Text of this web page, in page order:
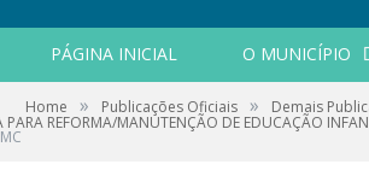
PÁGINA INICIAL O MUNICÍPIO
Home » Publicações Oficiais » Demais
PARA REFORMA/MANUTENÇÃO DE EDUCAÇÃO